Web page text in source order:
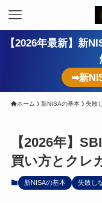
【2026年最新】新
➡新
ホーム 新NISAの基本 失敗
【2026年】
買い方とクレ
新NISAの基本 失敗し